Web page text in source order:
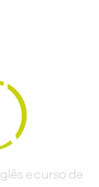
e curso de